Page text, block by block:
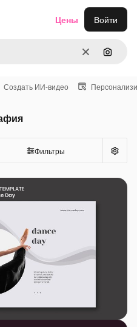
ОчиститьПоиск
Цены Войти
Создать ИИ-видео
Фильтры